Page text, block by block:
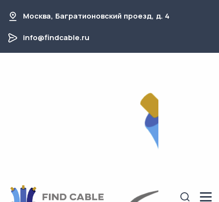
Москва, Багратионовский проезд, д. 4
info@findcable.ru